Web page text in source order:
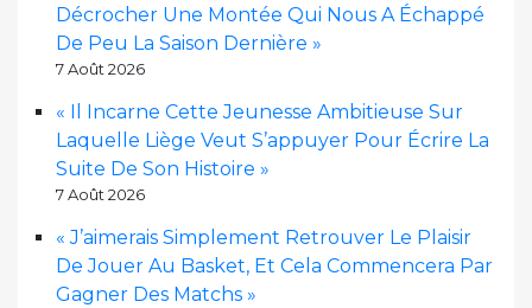
Décrocher Une Montée Qui Nous A Échappé
De Peu La Saison Dernière »
7 Août 2026
« Il Incarne Cette Jeunesse Ambitieuse Sur
Laquelle Liège Veut S’appuyer Pour Écrire La
Suite De Son Histoire »
7 Août 2026
« J’aimerais Simplement Retrouver Le Plaisir
De Jouer Au Basket, Et Cela Commencera Par
Gagner Des Matchs »